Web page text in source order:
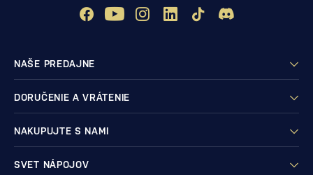
NAŠE PREDAJNE
DORUČENIE A VRÁTENIE
NAKUPUJTE S NAMI
SVET NÁPOJOV